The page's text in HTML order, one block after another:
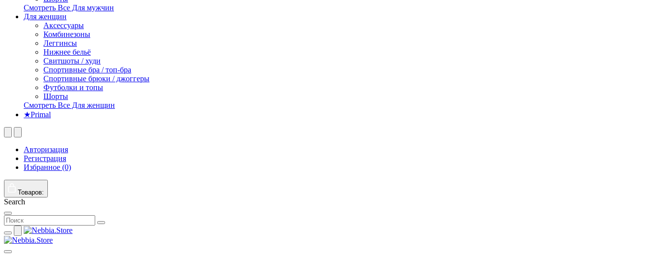
Смотреть Все Для мужчин
Для женщин
Аксессуары
Комбинезоны
Леггинсы
Нижнее бельё
Свитшоты / худи
Спортивные бра / топ-бра
Спортивные брюки / джоггеры
Футболки и топы
Шорты
Смотреть Все Для женщин
★Primal
Авторизация
Регистрация
Избранное (0)
Товаров:
Search